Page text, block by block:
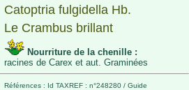
Catoptria fulgidella Hb.
Le Crambus brillant
Nourriture de la chenille :
racines de Carex et aut. Graminées
Références : Id TAXREF : n°248280 / Guide